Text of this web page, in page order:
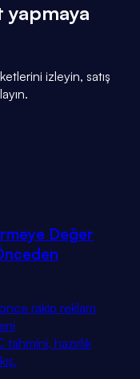
yapmaya
izleyin, satış
Değer
rakip reklam
hazırlık